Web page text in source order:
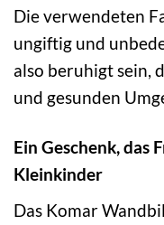
Die verwendeten
ungiftig und
also beruhigt sein,
und gesunden
Ein Geschenk, das
Kleinkinder
Das Komar